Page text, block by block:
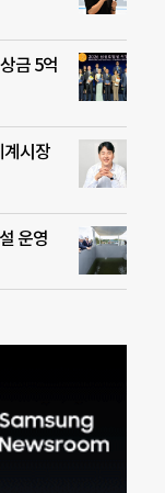
금 5억
계시장
운영